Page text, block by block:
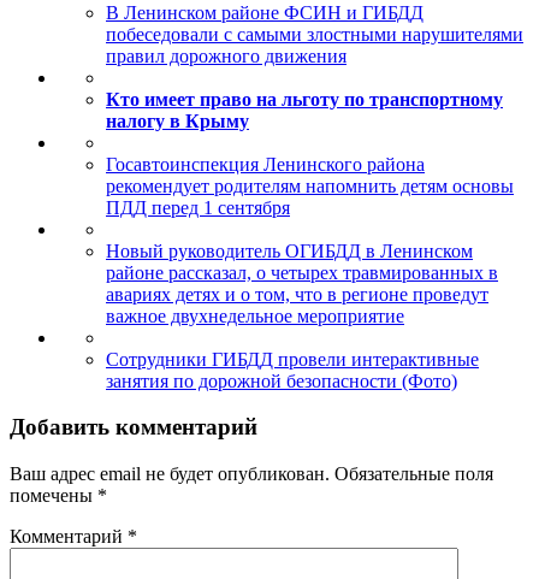
В Ленинском районе ФСИН и ГИБДД
побеседовали с самыми злостными нарушителями
правил дорожного движения
Кто имеет право на льготу по транспортному
налогу в Крыму
Госавтоинспекция Ленинского района
рекомендует родителям напомнить детям основы
ПДД перед 1 сентября
Новый руководитель ОГИБДД в Ленинском
районе рассказал, о четырех травмированных в
авариях детях и о том, что в регионе проведут
важное двухнедельное мероприятие
Сотрудники ГИБДД провели интерактивные
занятия по дорожной безопасности (Фото)
Добавить комментарий
Ваш адрес email не будет опубликован. Обязательные поля
помечены *
Комментарий *